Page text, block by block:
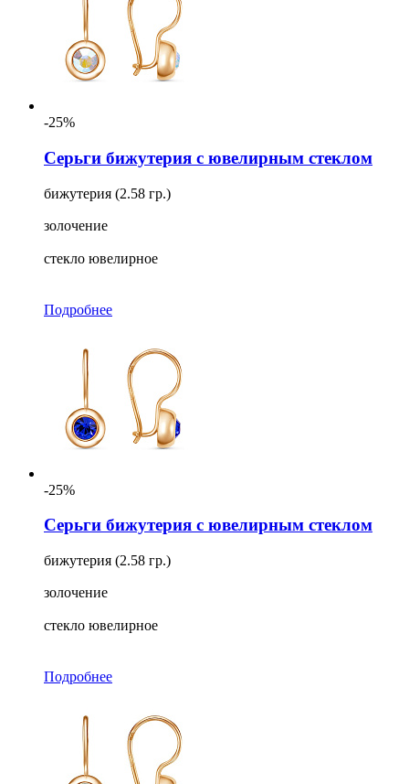
-25%
Серьги бижутерия с ювелирным стеклом
бижутерия (2.58 гр.)
золочение
стекло ювелирное
Подробнее
-25%
Серьги бижутерия с ювелирным стеклом
бижутерия (2.58 гр.)
золочение
стекло ювелирное
Подробнее